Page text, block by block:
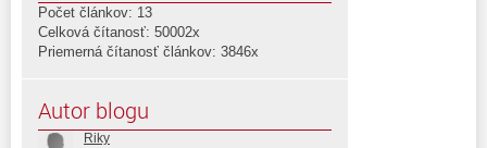
Počet článkov: 13
Celková čítanosť: 50002x
Priemerná čítanosť článkov: 3846x
Autor blogu
Riky